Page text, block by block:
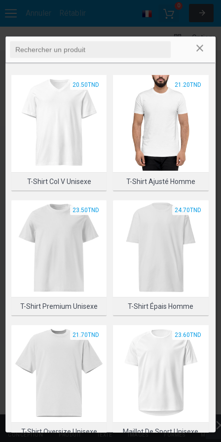
Annuler Rétablir
0
CONCEPTION PRODUIT TEXTE IMAGES FORMES
Options
PLEASE SELECT A PRODUCT TO START DESIGNING
T-Shirt Col V Unisexe
20.50TND
T-Shirt Ajusté Homme
21.20TND
T-Shirt Premium Unisexe
23.50TND
T-Shirt Épais Homme
24.70TND
T-Shirt Oversize Unisexe
21.70TND
Maillot De Sport Unisexe
23.60TND